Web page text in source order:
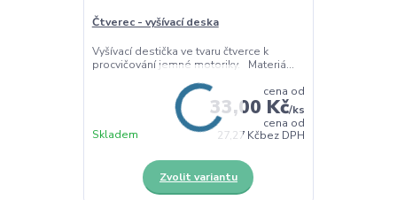
Čtverec - vyšívací deska
Vyšívací destička ve tvaru čtverce k
procvičování jemné motoriky. Materiá...
cena od
33,00 Kč/ks
cena od
27,27 Kčbez DPH
Skladem
Zvolit variantu